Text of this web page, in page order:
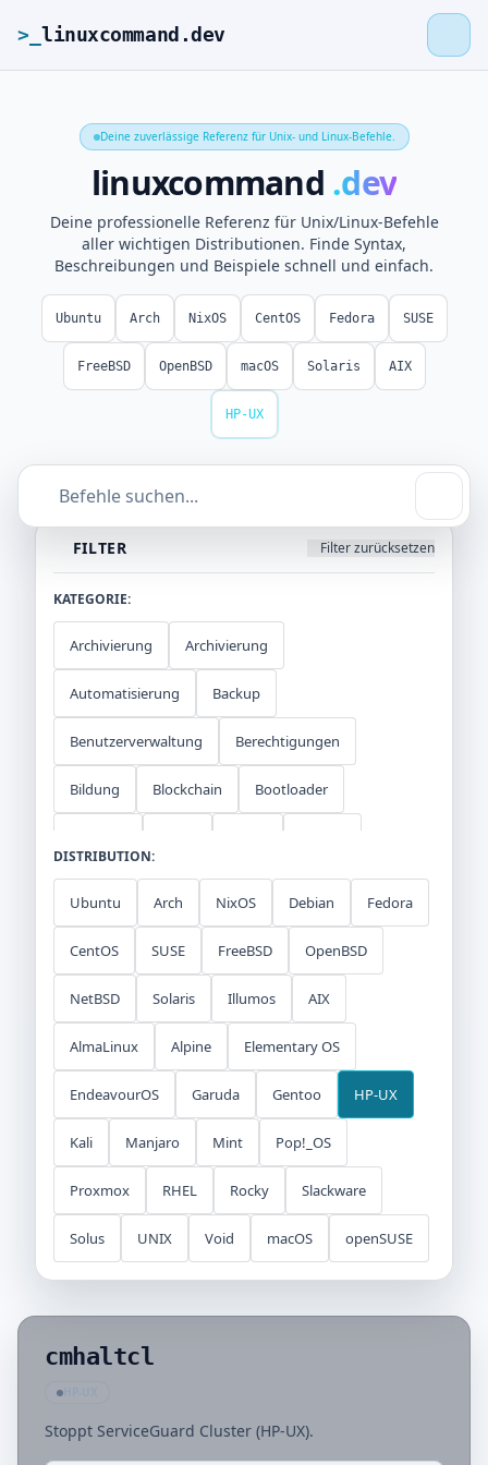
>_ linuxcommand.dev
linuxcommand.dev
Startseite
Roadmap
Kontakt
Datenschutz
Sprache
Design
Deine zuverlässige Referenz für Unix- und Linux-Befehle.
linuxcommand .dev
Deine professionelle Referenz für Unix/Linux-Befehle
aller wichtigen Distributionen. Finde Syntax,
Beschreibungen und Beispiele schnell und einfach.
Ubuntu Arch NixOS CentOS Fedora SUSE
FreeBSD OpenBSD macOS Solaris AIX
HP-UX
FILTER Filter zurücksetzen
KATEGORIE:
Archivierung Archivierung
Automatisierung Backup
Benutzerverwaltung Berechtigungen
Bildung Blockchain Bootloader
Clustering Community Container
Container-Orchestrierung Datenbank
Dateisuche Dateisystem Dateiverarbeitung
Dateiverwaltung Debugging Deployment
Desktop DevOps Entwicklung
Diagnose Dienstprogramme Document
Dokumentation Dokumente Download
Editor Entwicklung File Operations
Forensik Hardware Hilfe Infrastructure
Installation IoT KI Kernel
Kommunikation
Multimedia Navigation Netcat
DISTRIBUTION:
Ubuntu Arch NixOS Debian Fedora
CentOS SUSE FreeBSD OpenBSD
NetBSD Solaris Illumos AIX
AlmaLinux Alpine Elementary OS
EndeavourOS Garuda Gentoo HP-UX
Kali Manjaro Mint Pop!_OS
Proxmox RHEL Rocky Slackware
Solus UNIX Void macOS openSUSE
cmhaltcl
Stoppt ServiceGuard Cluster (HP-UX).